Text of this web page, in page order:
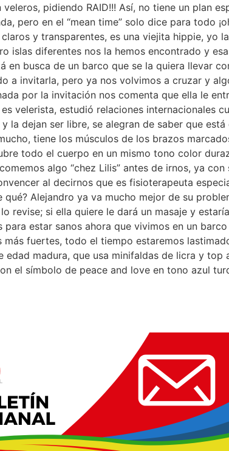
pidiendo RAID!!! Así, no tiene un plan
pero en el “mean time” solo dice para todo
y transparentes, es una viejita hippie, yo
islas diferentes nos la hemos encontrado y
en busca de un barco que se la quiera llevar
a invitarla, pero ya nos volvimos a cruzar y
por la invitación nos comenta que ella le
velerista, estudió relaciones internacionales
la dejan ser libre, se alegran de saber que está
tiene los músculos de los brazos
todo el cuerpo en un mismo tono color
algo “chez Lilis” antes de irnos, ya
al decirnos que es fisioterapeuta
qué? Alejandro ya va mucho mejor de su
revise; si ella quiere le dará un masaje y
estar sanos ahora que vivimos en un
más fuertes, todo el tiempo estaremos
edad madura, que usa minifaldas de licra y top
el símbolo de peace and love en tono azul